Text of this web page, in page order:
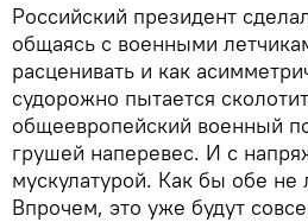
Российский президент
общаясь с военными
расценивать и как
судорожно пытается
общеевропейский военный
грушей наперевес. И с
мускулатурой. Как бы обе
Впрочем, это уже будут